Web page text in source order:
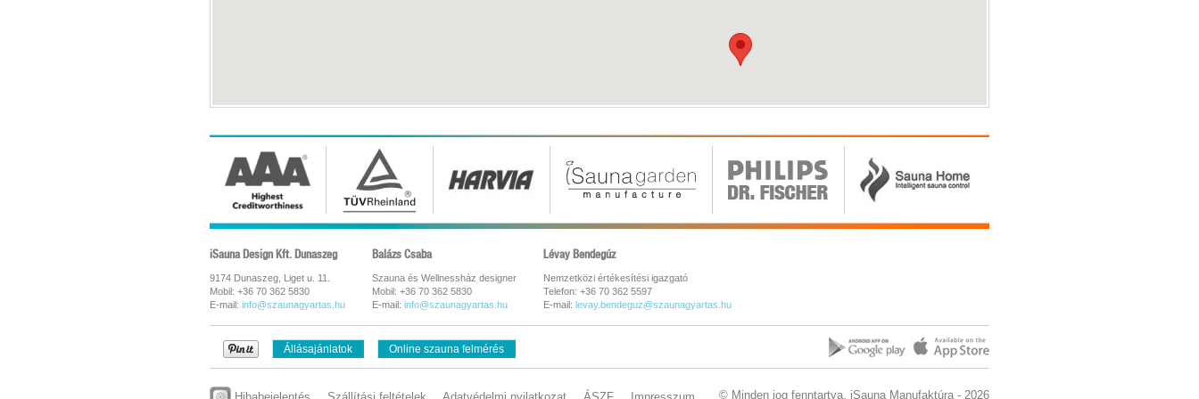
iSauna Design Kft. Dunaszeg
9174 Dunaszeg, Liget u. 11.
Mobil: +36 70 362 5830
E-mail: info@szaunagyartas.hu
Balázs Csaba
Szauna és Wellnessház designer
Mobil: +36 70 362 5830
E-mail: info@szaunagyartas.hu
Lévay Bendegúz
Nemzetközi értékesítési igazgató
Telefon: +36 70 362 5597
E-mail: levay.bendeguz@szaunagyartas.hu
Állásajánlatok Online szauna felmérés
© Minden jog fenntartva. iSauna Manufaktúra - 2026